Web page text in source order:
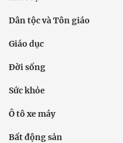
Dân tộc và Tôn giáo
Giáo dục
Đời sống
Sức khỏe
Ô tô xe máy
Bất động sản